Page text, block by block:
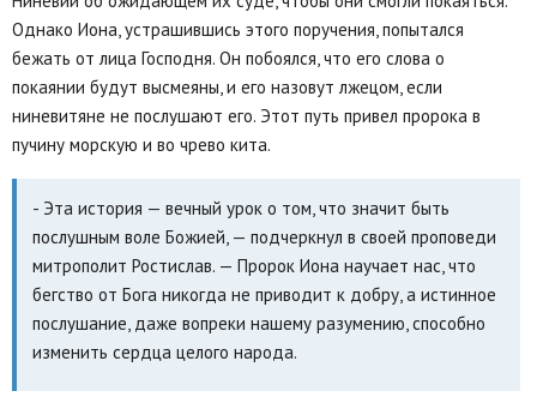
Однако Иона, устрашившись этого поручения, попытался
бежать от лица Господня. Он побоялся, что его слова о
покаянии будут высмеяны, и его назовут лжецом, если
ниневитяне не послушают его. Этот путь привел пророка в
пучину морскую и во чрево кита.
- Эта история — вечный урок о том, что значит быть
послушным воле Божией, — подчеркнул в своей проповеди
митрополит Ростислав. — Пророк Иона научает нас, что
бегство от Бога никогда не приводит к добру, а истинное
послушание, даже вопреки нашему разумению, способно
изменить сердца целого народа.